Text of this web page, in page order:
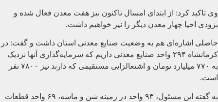
وی تاکید کرد: از ابتدای امسال تاکنون نیز هفت معدن فعال شده و
بزودی احیا چهار معدن دیگر را نیز خواهیم داشت.
حاصلی اشاره‌ای هم به وضعیت صنایع معدنی استان داشت و گفت: در
کرمانشاه ۲۹۴ واحد صنایع معدنی داریم که سرمایه‌گذاری آنها نزدیک
به ۷۷۰ میلیارد تومان و اشتغالزایی مستقیمی که دارند نیز ۷۸۰۰ نفر
است.
به گفته این مسئول، ۹۳ واحد در زمینه شن و ماسه، ۶۹ واحد قطعات